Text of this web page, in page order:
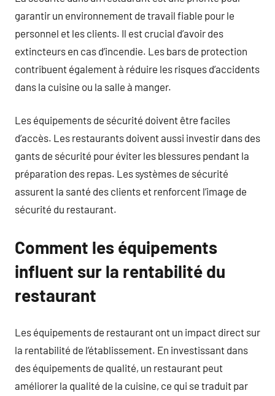
garantir un environnement de travail fiable pour le
personnel et les clients. Il est crucial d’avoir des
extincteurs en cas d’incendie. Les bars de protection
contribuent également à réduire les risques d’accidents
dans la cuisine ou la salle à manger.
Les équipements de sécurité doivent être faciles
d’accès. Les restaurants doivent aussi investir dans des
gants de sécurité pour éviter les blessures pendant la
préparation des repas. Les systèmes de sécurité
assurent la santé des clients et renforcent l’image de
sécurité du restaurant.
Comment les équipements
influent sur la rentabilité du
restaurant
Les équipements de restaurant ont un impact direct sur
la rentabilité de l’établissement. En investissant dans
des équipements de qualité, un restaurant peut
améliorer la qualité de la cuisine, ce qui se traduit par